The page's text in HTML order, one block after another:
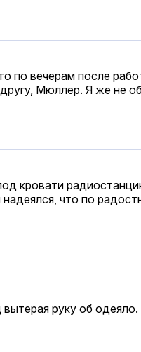
вечерам после
Мюллер. Я же не
кровати
что по
руку об одеяло.